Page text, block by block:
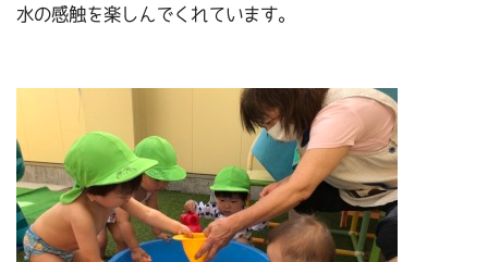
水の感触を楽しんでくれています。